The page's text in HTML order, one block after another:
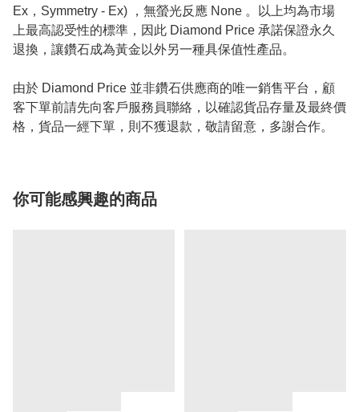
Ex，Symmetry - Ex) ，無螢光反應 None 。以上均為市場
上最高認受性的標準，因此 Diamond Price 承諾保證永久
退換，讓鑽石成為黃金以外另一種具保值性產品。
由於 Diamond Price 並非鑽石供應商的唯一銷售平台，顧
客下單前請先向客戶服務員聯絡，以確認貨品存量及最終價
格，貨品一經下單，則不獲退款，敬請留意，多謝合作。
你可能感興趣的商品